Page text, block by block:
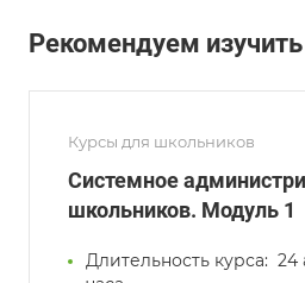
Рекомендуем
Курсы для школьников
Системное
школьников. Модуль 1
Длительность курса: 24